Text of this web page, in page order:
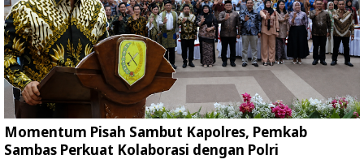
Momentum Pisah Sambut Kapolres, Pemkab
Sambas Perkuat Kolaborasi dengan Polri